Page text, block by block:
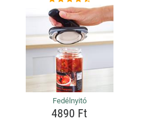
Fedélnyitó
4890 Ft